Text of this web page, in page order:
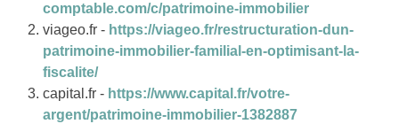
comptable.com/c/patrimoine-immobilier
viageo.fr - https://viageo.fr/restructuration-dun-
patrimoine-immobilier-familial-en-optimisant-la-
fiscalite/
capital.fr - https://www.capital.fr/votre-
argent/patrimoine-immobilier-1382887